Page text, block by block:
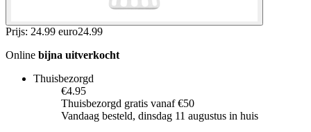
Prijs: 24.99 euro24.99
Online bijna uitverkocht
Thuisbezorgd
€4.95
Thuisbezorgd gratis vanaf €50
Vandaag besteld, dinsdag 11 augustus in huis